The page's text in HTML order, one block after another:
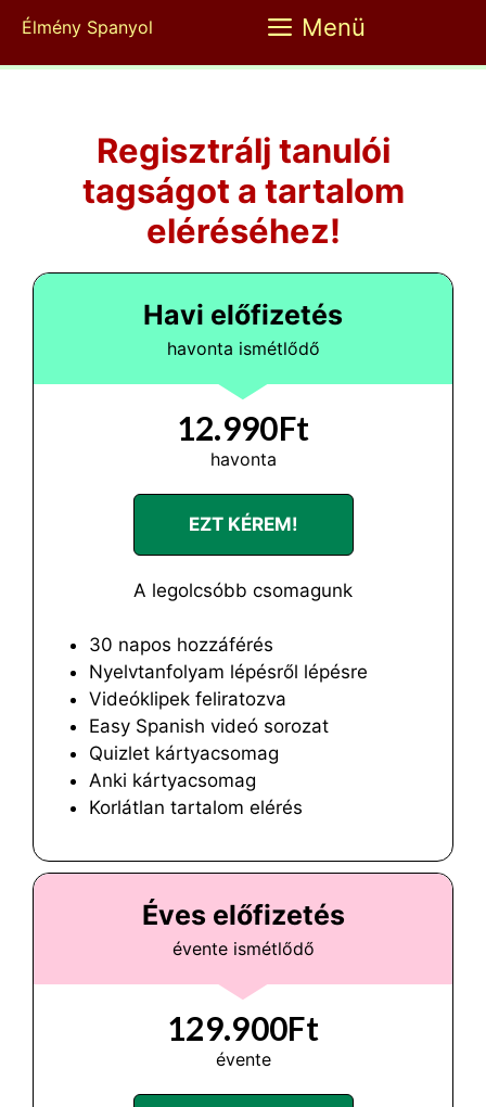
Kilépés
tartalomba
Élmény Spanyol Menü
Regisztrálj tanulói
tagságot a tartalom
eléréséhez!
Havi előfizetés
havonta ismétlődő
12.990Ft
havonta
EZT KÉREM!
A legolcsóbb csomagunk
30 napos hozzáférés
Nyelvtanfolyam lépésről lépésre
Videóklipek feliratozva
Easy Spanish videó sorozat
Quizlet kártyacsomag
Anki kártyacsomag
Korlátlan tartalom elérés
Éves előfizetés
évente ismétlődő
129.900Ft
évente